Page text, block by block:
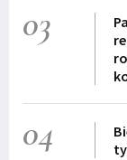
03
04